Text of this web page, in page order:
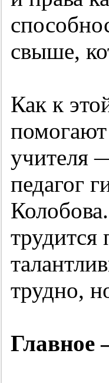
свыше,
Как к
учителя
педагог
трудится
трудно,
Главное